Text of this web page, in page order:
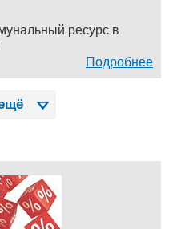
ресурс в
Подробнее